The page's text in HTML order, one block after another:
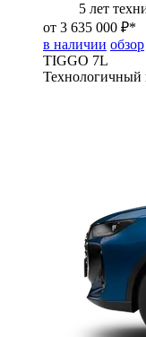
5 лет
от 3 635 000 ₽*
в наличии обзор
TIGGO 7L
Технологичный